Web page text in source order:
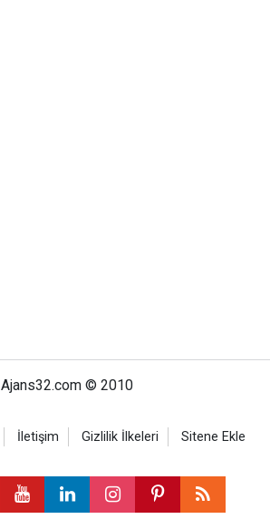
Ajans32.com © 2010
İletişim Gizlilik İlkeleri Sitene Ekle